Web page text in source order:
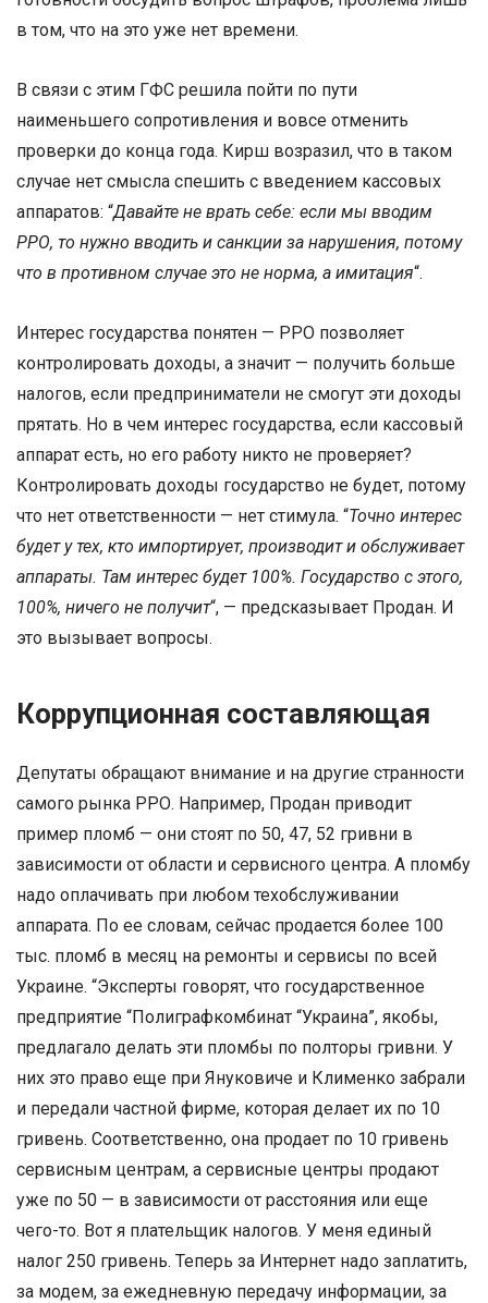
в том, что на это уже нет времени.
В связи с этим ГФС решила пойти по пути
наименьшего сопротивления и вовсе отменить
проверки до конца года. Кирш возразил, что в таком
случае нет смысла спешить с введением кассовых
аппаратов: “Давайте не врать себе: если мы вводим
РРО, то нужно вводить и санкции за нарушения, потому
что в противном случае это не норма, а имитация“.
Интерес государства понятен — РРО позволяет
контролировать доходы, а значит — получить больше
налогов, если предприниматели не смогут эти доходы
прятать. Но в чем интерес государства, если кассовый
аппарат есть, но его работу никто не проверяет?
Контролировать доходы государство не будет, потому
что нет ответственности — нет стимула. “Точно интерес
будет у тех, кто импортирует, производит и обслуживает
аппараты. Там интерес будет 100%. Государство с этого,
100%, ничего не получит“, — предсказывает Продан. И
это вызывает вопросы.
Коррупционная составляющая
Депутаты обращают внимание и на другие странности
самого рынка РРО. Например, Продан приводит
пример пломб — они стоят по 50, 47, 52 гривни в
зависимости от области и сервисного центра. А пломбу
надо оплачивать при любом техобслуживании
аппарата. По ее словам, сейчас продается более 100
тыс. пломб в месяц на ремонты и сервисы по всей
Украине. “Эксперты говорят, что государственное
предприятие “Полиграфкомбинат “Украина”, якобы,
предлагало делать эти пломбы по полторы гривни. У
них это право еще при Януковиче и Клименко забрали
и передали частной фирме, которая делает их по 10
гривень. Соответственно, она продает по 10 гривень
сервисным центрам, а сервисные центры продают
уже по 50 — в зависимости от расстояния или еще
чего-то. Вот я плательщик налогов. У меня единый
налог 250 гривень. Теперь за Интернет надо заплатить,
за модем, за ежедневную передачу информации, за